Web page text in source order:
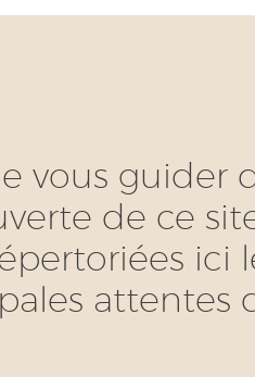
vous guider
de ce
ici
attentes